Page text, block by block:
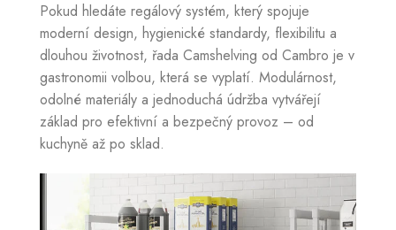
Pokud hledáte regálový systém, který spojuje
moderní design, hygienické standardy, flexibilitu a
dlouhou životnost, řada Camshelving od Cambro je v
gastronomii volbou, která se vyplatí. Modulárnost,
odolné materiály a jednoduchá údržba vytvářejí
základ pro efektivní a bezpečný provoz – od
kuchyně až po sklad.